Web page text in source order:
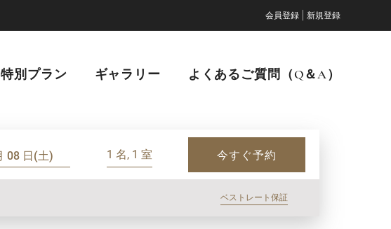
会員登録 新規登録
特別プラン ギャラリー よくあるご質問（Q＆A）
1 名, 1 室 今すぐ予約
ベストレート保証